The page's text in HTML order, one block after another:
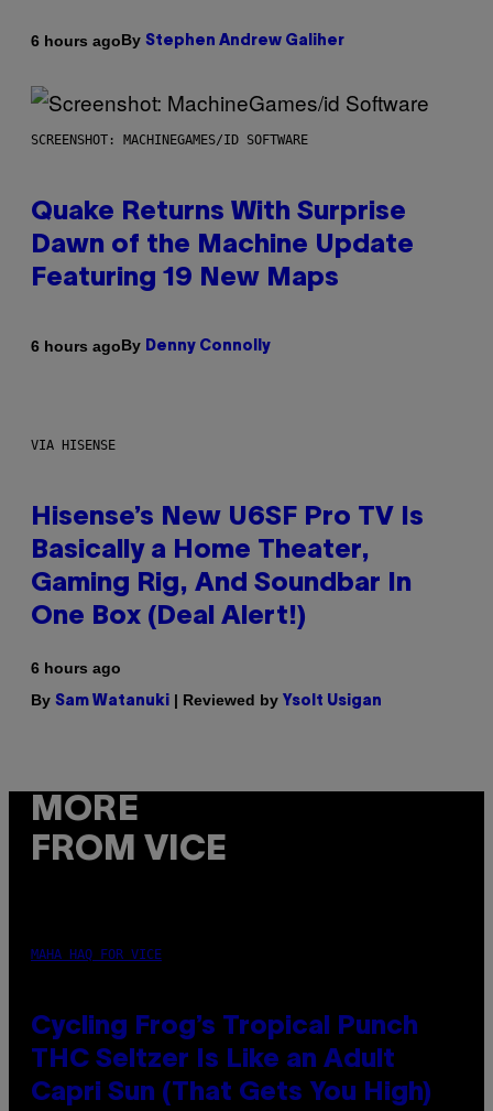
6 hours agoBy Stephen Andrew Galiher
SCREENSHOT: MACHINEGAMES/ID SOFTWARE
Quake Returns With Surprise
Dawn of the Machine Update
Featuring 19 New Maps
6 hours agoBy Denny Connolly
VIA HISENSE
Hisense’s New U6SF Pro TV Is
Basically a Home Theater,
Gaming Rig, And Soundbar In
One Box (Deal Alert!)
6 hours ago
By Sam Watanuki | Reviewed by Ysolt Usigan
MORE
FROM VICE
MAHA HAQ FOR VICE
Cycling Frog’s Tropical Punch
THC Seltzer Is Like an Adult
Capri Sun (That Gets You High)